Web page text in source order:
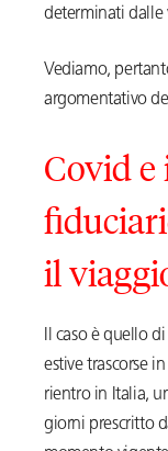
determinati dalle
Vediamo,
argomentativo
Covid
il
Il caso è quello
estive trascorse
rientro in Italia,
giorni prescritto